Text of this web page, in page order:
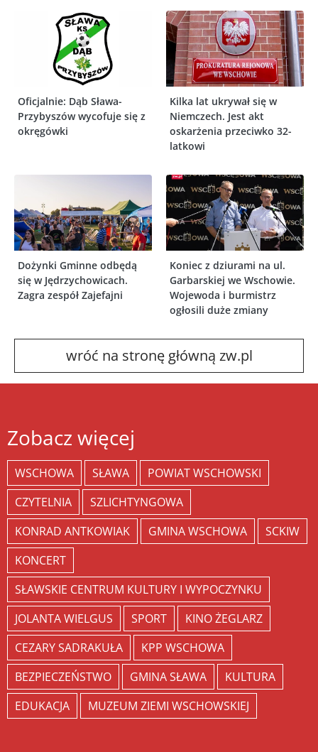
Oficjalnie: Dąb Sława-
Przybyszów wycofuje się z
okręgówki
Kilka lat ukrywał się w
Niemczech. Jest akt
oskarżenia przeciwko 32-
latkowi
Dożynki Gminne odbędą
się w Jędrzychowicach.
Zagra zespół Zajefajni
Koniec z dziurami na ul.
Garbarskiej we Wschowie.
Wojewoda i burmistrz
ogłosili duże zmiany
wróć na stronę główną zw.pl
Zobacz więcej
WSCHOWA SŁAWA
POWIAT WSCHOWSKI
CZYTELNIA
SZLICHTYNGOWA
KONRAD ANTKOWIAK
GMINA WSCHOWA
SCKIW
KONCERT
SŁAWSKIE CENTRUM KULTURY I WYPOCZYNKU
JOLANTA WIELGUS
SPORT
KINO ŻEGLARZ
CEZARY SADRAKUŁA
KPP WSCHOWA
BEZPIECZEŃSTWO
GMINA SŁAWA
KULTURA
EDUKACJA
MUZEUM ZIEMI WSCHOWSKIEJ